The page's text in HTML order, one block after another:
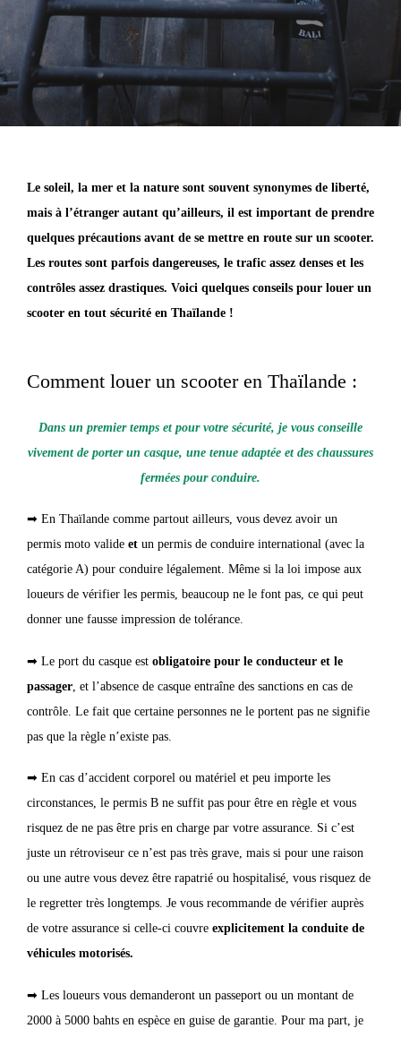
Le soleil, la mer et la nature sont souvent synonymes de liberté,
mais à l’étranger autant qu’ailleurs, il est important de prendre
quelques précautions avant de se mettre en route sur un scooter.
Les routes sont parfois dangereuses, le trafic assez denses et les
contrôles assez drastiques. Voici quelques conseils pour louer un
scooter en tout sécurité en Thaïlande !
Comment louer un scooter en Thaïlande :
Dans un premier temps et pour votre sécurité, je vous conseille
vivement de porter un casque, une tenue adaptée et des chaussures
fermées pour conduire.
➡ En Thaïlande comme partout ailleurs, vous devez avoir un
permis moto valide et un permis de conduire international (avec la
catégorie A) pour conduire légalement. Même si la loi impose aux
loueurs de vérifier les permis, beaucoup ne le font pas, ce qui peut
donner une fausse impression de tolérance.
➡ Le port du casque est obligatoire pour le conducteur et le
passager , et l’absence de casque entraîne des sanctions en cas de
contrôle. Le fait que certaine personnes ne le portent pas ne signifie
pas que la règle n’existe pas.
➡ En cas d’accident corporel ou matériel et peu importe les
circonstances, le permis B ne suffit pas pour être en règle et vous
risquez de ne pas être pris en charge par votre assurance. Si c’est
juste un rétroviseur ce n’est pas très grave, mais si pour une raison
ou une autre vous devez être rapatrié ou hospitalisé, vous risquez de
le regretter très longtemps. Je vous recommande de vérifier auprès
de votre assurance si celle-ci couvre explicitement la conduite de
véhicules motorisés.
➡ Les loueurs vous demanderont un passeport ou un montant de
2000 à 5000 bahts en espèce en guise de garantie. Pour ma part, je